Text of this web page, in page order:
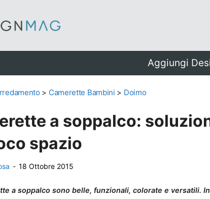
Aggiungi
> Camerette Bambini > Doimo
a soppalco:
spazio
- 18 Ottobre 2015
a soppalco sono belle, funzionali, colorate e versatili.